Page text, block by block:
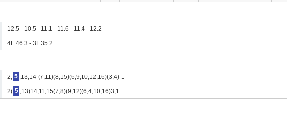
12.5 - 10.5 - 11.1 - 11.6 - 11.4 - 12.2
4F 46.3 - 3F 35.2
2, 5 ,13,14-(7,11)(8,15)(6,9,10,12,16)(3,4)-1
2( 5 ,13)14,11,15(7,8)(9,12)(6,4,10,16)3,1